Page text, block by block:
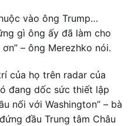
vào ông Trump…
gì ông ấy đã làm cho
– ông Merezhko nói.
của họ trên radar của
đang dốc sức thiết lập
nối với Washington” – bà
đầu Trung tâm Châu